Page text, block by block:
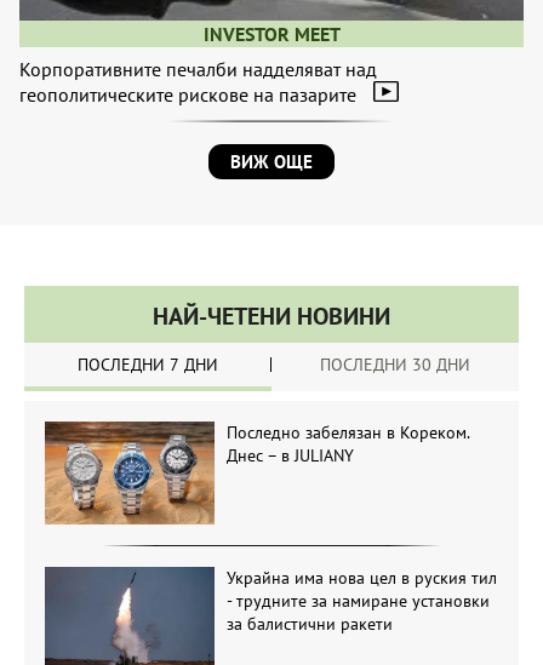
INVESTOR MEET
Корпоративните печалби надделяват над
геополитическите рискове на пазарите
ВИЖ ОЩЕ
НАЙ-ЧЕТЕНИ НОВИНИ
ПОСЛЕДНИ 7 ДНИ ПОСЛЕДНИ 30 ДНИ
Последно забелязан в Кореком.
Днес – в JULIANY
Украйна има нова цел в руския тил
- трудните за намиране установки
за балистични ракети